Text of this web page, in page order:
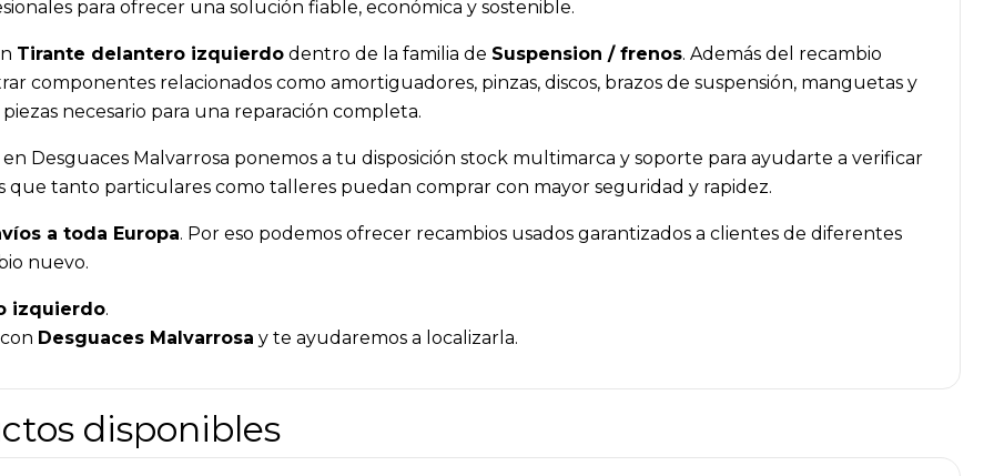
para ofrecer una solución fiable, económica y sostenible.
Tirante delantero izquierdo dentro de la familia de Suspension / frenos. Además del recambio
componentes relacionados como amortiguadores, pinzas, discos, brazos de suspensión, manguetas y
necesario para una reparación completa.
en Desguaces Malvarrosa ponemos a tu disposición stock multimarca y soporte para ayudarte a verificar
que tanto particulares como talleres puedan comprar con mayor seguridad y rapidez.
a toda Europa. Por eso podemos ofrecer recambios usados garantizados a clientes de diferentes
nuevo.
izquierdo.
Desguaces Malvarrosa y te ayudaremos a localizarla.
disponibles